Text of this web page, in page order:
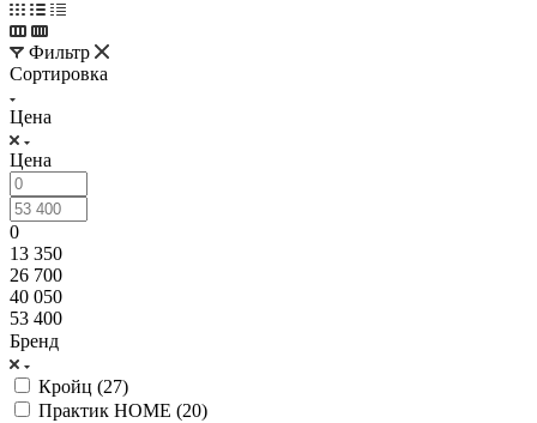
Фильтр
Сортировка
Цена
Цена
0
13 350
26 700
40 050
53 400
Бренд
Кройц (27)
Практик HOME (20)